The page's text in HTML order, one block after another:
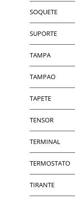
SOQUETE
SUPORTE
TAMPA
TAMPAO
TAPETE
TENSOR
TERMINAL
TERMOSTATO
TIRANTE